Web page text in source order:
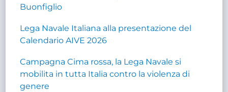
Buonfiglio
Lega Navale Italiana alla presentazione del
Calendario AIVE 2026
Campagna Cima rossa, la Lega Navale si
mobilita in tutta Italia contro la violenza di
genere